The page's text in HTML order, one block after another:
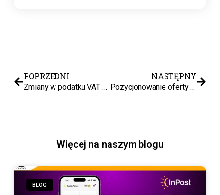
POPRZEDNI
Zmiany w podatku VAT na Amazon
NASTĘPNY
Pozycjonowanie oferty na Black Friday w e-commerce
Więcej na naszym blogu
BLOG